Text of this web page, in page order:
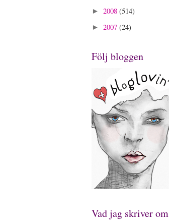
► 2008 (514)
► 2007 (24)
Följ bloggen
Vad jag skriver om